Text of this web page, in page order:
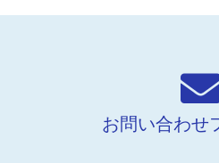
ゲ
お問い合わせ